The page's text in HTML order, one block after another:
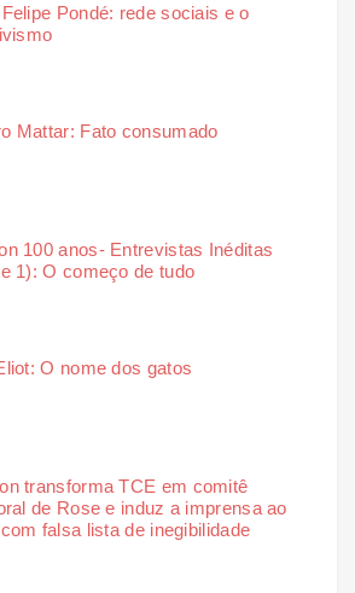
Pondé: rede sociais e o
Mattar: Fato consumado
100 anos- Entrevistas Inéditas
1): O começo de tudo
O nome dos gatos
transforma TCE em comitê
de Rose e induz a imprensa ao
falsa lista de inegibilidade